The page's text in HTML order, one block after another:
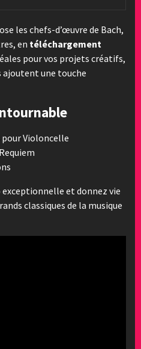
les chefs-d’œuvre de Bach,
en téléchargement
pour vos projets créatifs,
une touche
pour Violoncelle
et donnez vie
classiques de la musique